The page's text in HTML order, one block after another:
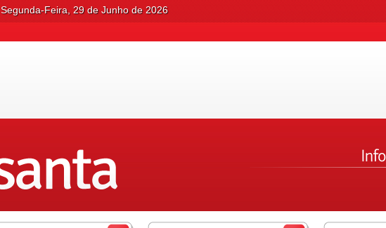
Segunda-Feira, 29 de Junho de 2026